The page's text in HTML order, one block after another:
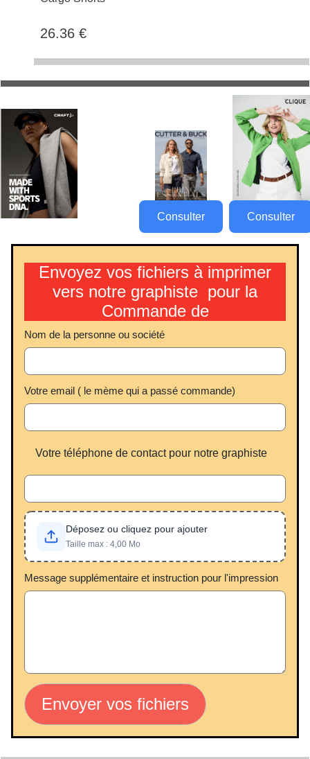
26.36 €
Consulter Consulter
Envoyez vos fichiers à imprimer
vers notre graphiste pour la
Commande de
Nom de la personne ou société
Votre email ( le mème qui a passé commande)
Votre téléphone de contact pour notre graphiste
Déposez ou cliquez pour ajouter
Taille max : 4,00 Mo
Message supplémentaire et instruction pour l'impression
Envoyer vos fichiers